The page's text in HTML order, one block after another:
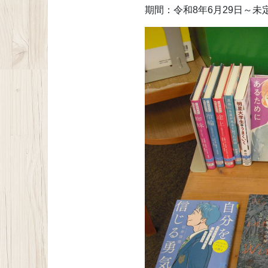
期間：令和8年6月29日～未